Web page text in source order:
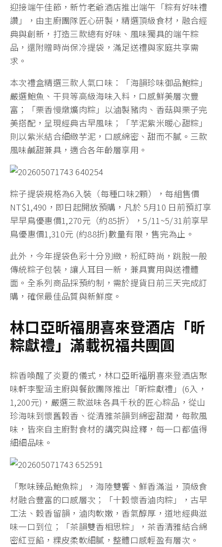
迎接端午佳節，新竹老爺酒店推出端午「粽有好味禮
讚」，由主廚團隊匠心研製，精選頂級食材，融合經
典與創新，打造三款總有好味、風味獨具的端午粽
品，還附贈時尚保冷提袋，滿足送禮與家庭共享需
求。
本次禮盒精選三款人氣口味：「海韻珍味御品鮑粽」
嚴選鮑魚、干貝等高級海味入料，口感鮮美層次豐
富；「栗香慢燉爌肉粽」以滷製豬肉、香菇與栗子完
美搭配，呈現經典古早風味；「芋泥紫米暖心甜粽」
則以紫米結合細緻芋泥，口感綿密、甜而不膩。三款
風味鹹甜兼具，適合各年齡層享用。
粽子提袋規格為6入裝（每種口味2顆），每組售價
NT$1,490，即日起開放預購，凡於 5月10 日前預訂享
早早鳥優惠價1,270元（約85折），5/11~5/31前享早
鳥優惠價1,310元 (約88折)數量有限，售完為止。
此外，今年提袋色彩十分別緻，粉紅時尚，跳脫一般
傳統粽子包裝，讓人耳目一新，兼具實用與送禮體
面。全系列商品採預約制，需於提貨日前三天完成訂
購，確保最佳品質與新鮮度。
林口亞昕福朋喜來登酒店「昕
粽獻禮」滿載祝福共團圓
粽香喚醒了炎夏的儀式，林口亞昕福朋喜來登酒店聚
味軒李聖涵主廚與餐飲團隊推出「昕粽獻禮」(6入，
1,200元)，嚴選三款滋味各具千秋的匠心粽品，從山
珍海味到懷舊穀香、從清雅茶韻到綿密甜潤，每款風
味，皆來自主廚對食材的講究與詮釋，每一口都值得
細細品味。
「聚味臻品鮑魚粽」，海陸雙饗、鮮香滿溢，頂級食
材融合豐富的口感層次；「十穀懷香滷肉粽」，古早
工法、穀香留韻，滷肉軟嫩，香氣醇厚，道地經典滋
味一口到位；「茶韻雙香相思粽」，茶香清雅結合綿
密紅豆餡，粿皮柔軟細膩，整體口感輕盈有層次。